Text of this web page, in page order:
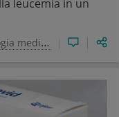
leucemia in un
medica